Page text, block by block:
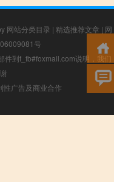
网站分类目录 | 精选推荐文章 | 网
号
件到f_fb#foxmail.com说明，我们
性广告及商业合作